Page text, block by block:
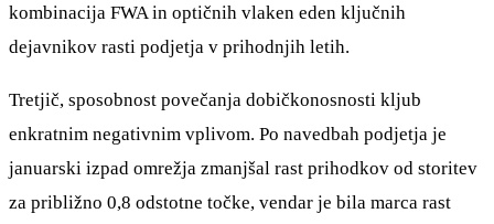
kombinacija FWA in optičnih vlaken eden ključnih
dejavnikov rasti podjetja v prihodnjih letih.
Tretjič, sposobnost povečanja dobičkonosnosti kljub
enkratnim negativnim vplivom. Po navedbah podjetja je
januarski izpad omrežja zmanjšal rast prihodkov od storitev
za približno 0,8 odstotne točke, vendar je bila marca rast